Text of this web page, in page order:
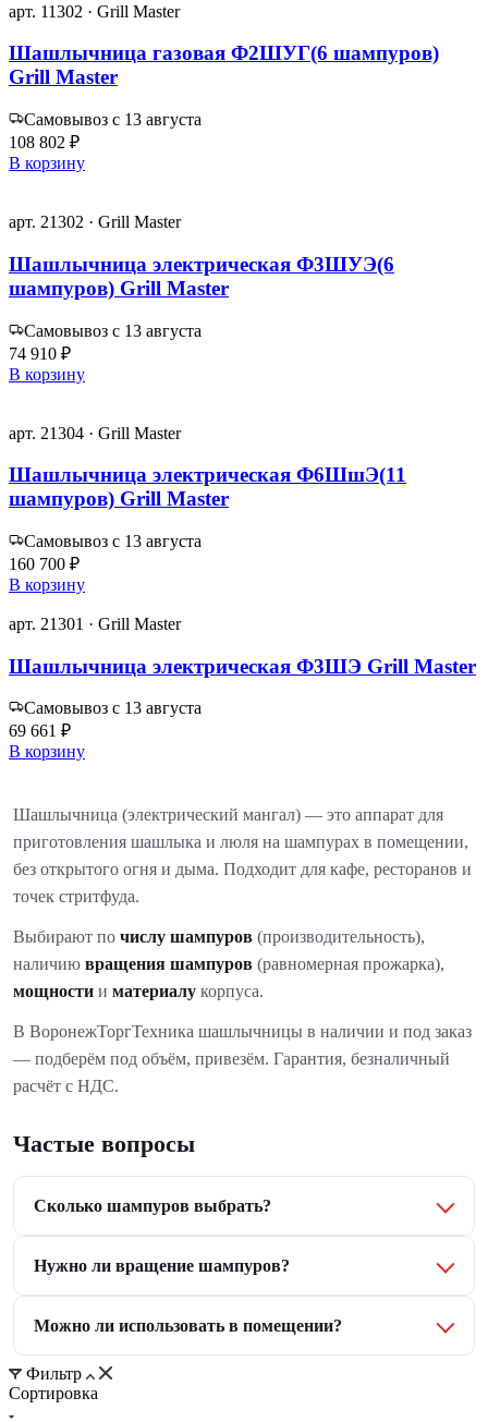
арт. 11302 · Grill Master
Шашлычница газовая Ф2ШУГ(6 шампуров)
Grill Master
Самовывоз с 13 августа
108 802 ₽
В корзину
арт. 21302 · Grill Master
Шашлычница электрическая Ф3ШУЭ(6
шампуров) Grill Master
Самовывоз с 13 августа
74 910 ₽
В корзину
арт. 21304 · Grill Master
Шашлычница электрическая Ф6ШшЭ(11
шампуров) Grill Master
Самовывоз с 13 августа
160 700 ₽
В корзину
арт. 21301 · Grill Master
Шашлычница электрическая Ф3ШЭ Grill Master
Самовывоз с 13 августа
69 661 ₽
В корзину
Шашлычница (электрический мангал) — это аппарат для
приготовления шашлыка и люля на шампурах в помещении,
без открытого огня и дыма. Подходит для кафе, ресторанов и
точек стритфуда.
Выбирают по числу шампуров (производительность),
наличию вращения шампуров (равномерная прожарка),
мощности и материалу корпуса.
В ВоронежТоргТехника шашлычницы в наличии и под заказ
— подберём под объём, привезём. Гарантия, безналичный
расчёт с НДС.
Частые вопросы
Сколько шампуров выбрать?
Нужно ли вращение шампуров?
Можно ли использовать в помещении?
Фильтр
Сортировка